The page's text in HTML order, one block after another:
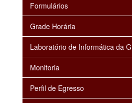
Formulários
Grade Horária
Laboratório de Informática da
Monitoria
Perfil de Egresso